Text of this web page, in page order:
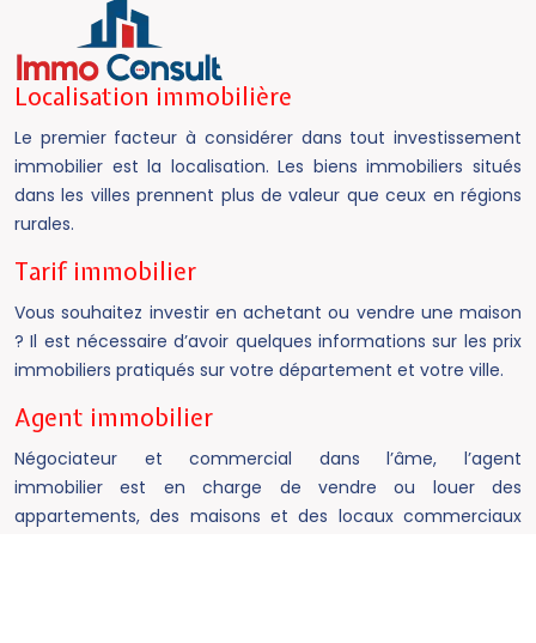
Localisation immobilière
Le premier facteur à considérer dans tout investissement
immobilier est la localisation. Les biens immobiliers situés
dans les villes prennent plus de valeur que ceux en régions
rurales.
Tarif immobilier
Vous souhaitez investir en achetant ou vendre une maison
? Il est nécessaire d’avoir quelques informations sur les prix
immobiliers pratiqués sur votre département et votre ville.
Agent immobilier
Négociateur et commercial dans l’âme, l’agent
immobilier est en charge de vendre ou louer des
appartements, des maisons et des locaux commerciaux